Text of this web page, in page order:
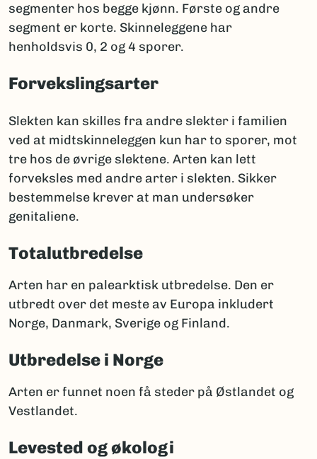
segmenter hos begge kjønn. Første og andre
segment er korte. Skinneleggene har
henholdsvis 0, 2 og 4 sporer.
Forvekslingsarter
Slekten kan skilles fra andre slekter i familien
ved at midtskinneleggen kun har to sporer, mot
tre hos de øvrige slektene. Arten kan lett
forveksles med andre arter i slekten. Sikker
bestemmelse krever at man undersøker
genitaliene.
Totalutbredelse
Arten har en palearktisk utbredelse. Den er
utbredt over det meste av Europa inkludert
Norge, Danmark, Sverige og Finland.
Utbredelse i Norge
Arten er funnet noen få steder på Østlandet og
Vestlandet.
Levested og økologi